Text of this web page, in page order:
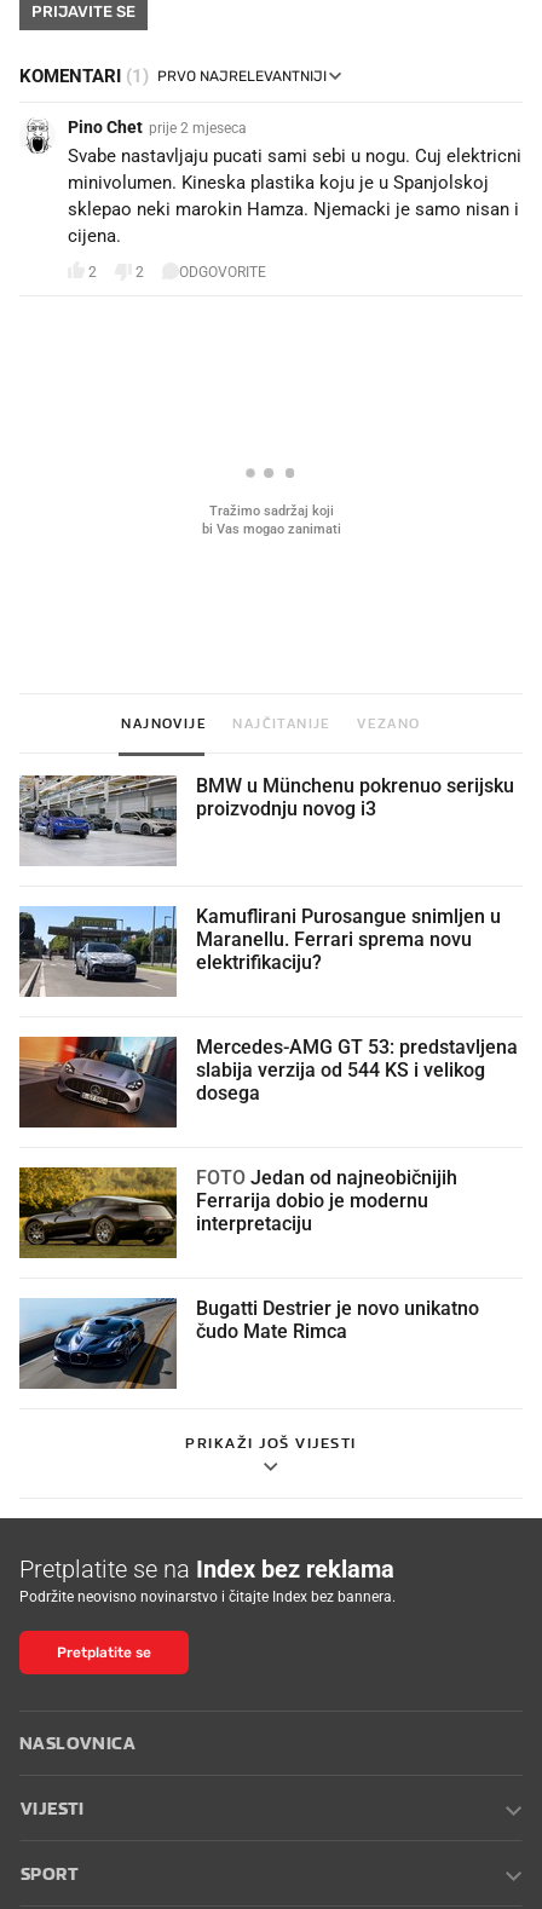
PRIJAVITE SE
KOMENTARI (1)
Pino Chet prije 2 mjeseca
Svabe nastavljaju pucati sami sebi u nogu. Cuj elektricni
minivolumen. Kineska plastika koju je u Spanjolskoj
sklepao neki marokin Hamza. Njemacki je samo nisan i
cijena.
2 2 ODGOVORITE
NAJNOVIJE NAJČITANIJE VEZANO
BMW u Münchenu pokrenuo serijsku
proizvodnju novog i3
Kamuflirani Purosangue snimljen u
Maranellu. Ferrari sprema novu
elektrifikaciju?
Mercedes-AMG GT 53: predstavljena
slabija verzija od 544 KS i velikog
dosega
FOTO
Ferrarija dobio je modernu
interpretaciju
Bugatti Destrier je novo unikatno
čudo Mate Rimca
PRIKAŽI JOŠ VIJESTI
Pretplatite se na Index bez reklama
Podržite neovisno novinarstvo i čitajte Index bez bannera.
Pretplatite se
NASLOVNICA
VIJESTI
SPORT